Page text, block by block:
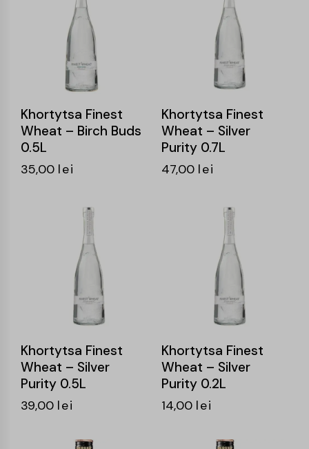
Khortytsa Finest
Wheat – Birch Buds
0.5L
35,00 lei
Khortytsa Finest
Wheat – Silver
Purity 0.7L
47,00 lei
Khortytsa Finest
Wheat – Silver
Purity 0.5L
39,00 lei
Khortytsa Finest
Wheat – Silver
Purity 0.2L
14,00 lei